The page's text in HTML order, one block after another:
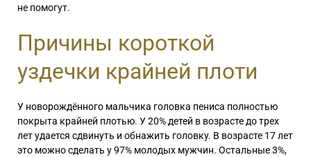
не помогут.
Причины короткой
уздечки крайней плоти
У новорождённого мальчика головка пениса полностью
покрыта крайней плотью. У 20% детей в возрасте до трех
лет удается сдвинуть и обнажить головку. В возрасте 17 лет
это можно сделать у 97% молодых мужчин. Остальные 3%,